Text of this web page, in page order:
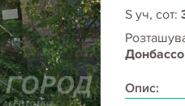
S уч, сот:
Опис: